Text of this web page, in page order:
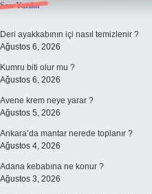
Son Yazılar
Deri ayakkabının içi nasıl temizlenir ?
Ağustos 6, 2026
Kumru biti olur mu ?
Ağustos 6, 2026
Avene krem neye yarar ?
Ağustos 5, 2026
Ankara’da mantar nerede toplanır ?
Ağustos 4, 2026
Adana kebabına ne konur ?
Ağustos 3, 2026